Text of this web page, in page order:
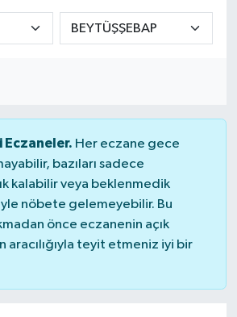
Eczaneler. Her eczane gece
bazıları sadece
kalabilir veya beklenmedik
nöbete gelemeyebilir. Bu
önce eczanenin açık
teyit etmeniz iyi bir